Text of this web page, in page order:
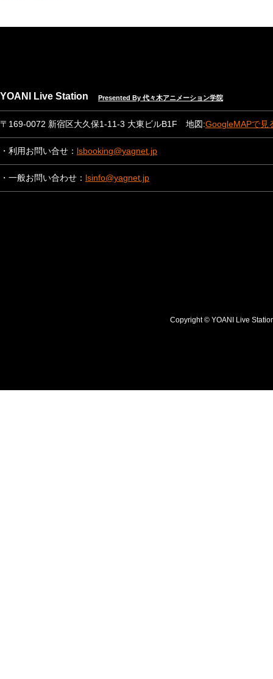
YOANI Live Station Presented By 代々木アニメーション学院
〒169-0072 新宿区大久保1-11-3 大東ビルB1F 地図:GoogleMAPで見
・利用お問い合せ： lsbooking@yagnet.jp
・一般お問い合わせ： lsinfo@yagnet.jp
Copyright © YOANI Live